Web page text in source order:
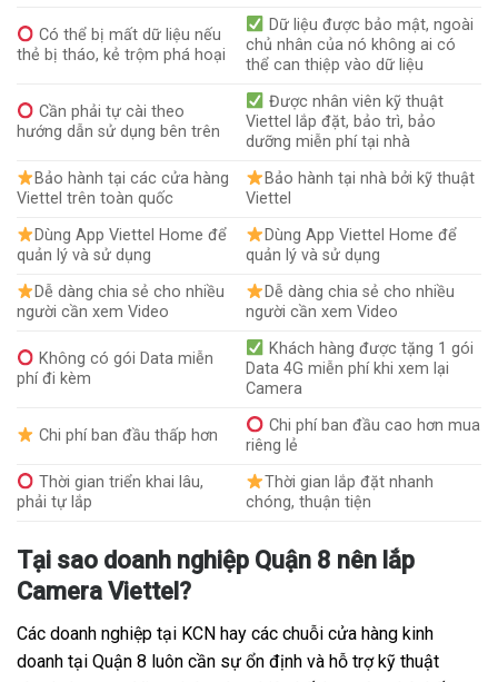
Có thể bị mất dữ liệu nếu
thẻ bị tháo, kẻ trộm phá hoại
Dữ liệu được bảo mật, ngoài
chủ nhân của nó không ai có
thể can thiệp vào dữ liệu
Cần phải tự cài theo
hướng dẫn sử dụng bên trên
Được nhân viên kỹ thuật
Viettel lắp đặt, bảo trì, bảo
dưỡng miễn phí tại nhà
Bảo hành tại các cửa hàng
Viettel trên toàn quốc
Bảo hành tại nhà bởi kỹ thuật
Viettel
Dùng App Viettel Home để
quản lý và sử dụng
Dùng App Viettel Home để
quản lý và sử dụng
Dễ dàng chia sẻ cho nhiều
người cần xem Video
Dễ dàng chia sẻ cho nhiều
người cần xem Video
Không có gói Data miễn
phí đi kèm
Khách hàng được tặng 1 gói
Data 4G miễn phí khi xem lại
Camera
Chi phí ban đầu thấp hơn
Chi phí ban đầu cao hơn mua
riêng lẻ
Thời gian triển khai lâu,
phải tự lắp
Thời gian lắp đặt nhanh
chóng, thuận tiện
Tại sao doanh nghiệp Quận 8 nên lắp
Camera Viettel?
Các doanh nghiệp tại KCN hay các chuỗi cửa hàng kinh
doanh tại Quận 8 luôn cần sự ổn định và hỗ trợ kỹ thuật